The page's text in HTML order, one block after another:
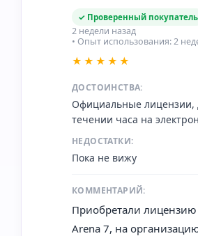
✓ Проверенный покупатель
2 недели назад
• Опыт использования: 2
★★★★★
ДОСТОИНСТВА:
Официальные лицензии,
течении часа на
НЕДОСТАТКИ:
Пока не вижу
КОММЕНТАРИЙ:
Приобретали лицензию
Arena 7, на